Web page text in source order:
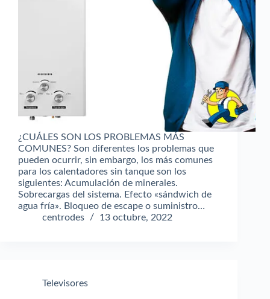
¿CUÁLES SON LOS PROBLEMAS MÁS
COMUNES? Son diferentes los problemas que
pueden ocurrir, sin embargo, los más comunes
para los calentadores sin tanque son los
siguientes: Acumulación de minerales.
Sobrecargas del sistema. Efecto «sándwich de
agua fría». Bloqueo de escape o suministro…
centrodes
13 octubre, 2022
Televisores